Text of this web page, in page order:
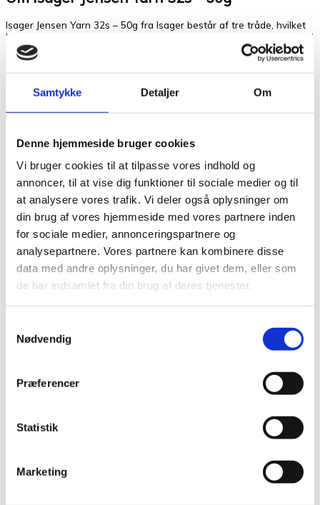
Samtykke Detaljer Om
Denne hjemmeside bruger cookies
Vi bruger cookies til at tilpasse vores indhold og
annoncer, til at vise dig funktioner til sociale medier og til
at analysere vores trafik. Vi deler også oplysninger om
din brug af vores hjemmeside med vores partnere inden
for sociale medier, annonceringspartnere og
analysepartnere. Vores partnere kan kombinere disse
data med andre oplysninger, du har givet dem, eller som
de har indsamlet fra din brug af deres tjenester.
Nødvendig
Præferencer
Statistik
Marketing
Isager Jensen Yarn 32s – 50g fra Isager består af tre tråde, hvilket
betyder, at det det et fast og rundt garn, der egner sig rigtig godt til
strukturstrikninger. Strukturen ses tydeligt i dette garn. Isager
Jensen Yarn fra Isager har en utrolig god holdbarhed og slides
smukt på samme måde som Tvinni. Grundet detteanbefaler vi det
især til sweatre, der bruges udendørs og til fritidsbrug.
Materiale:100% uld
Hvis du kan lide Isager Jensen Yarn 32s – 50g vil du måske også
Trio , Tweed ogHighland Wool.
Kunder købte også
Relaterede varer
Garn
kr.75,00
Tante Grøn CPH Bøllefrø i